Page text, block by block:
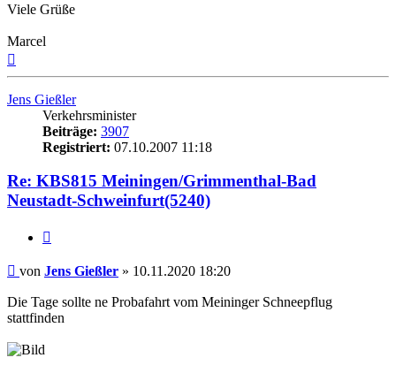
Viele Grüße
Marcel
Jens Gießler
Verkehrsminister
Beiträge: 3907
Registriert: 07.10.2007 11:18
Re: KBS815 Meiningen/Grimmenthal-Bad
Neustadt-Schweinfurt(5240)
Beitrag
von Jens Gießler » 10.11.2020 18:20
Die Tage sollte ne Probafahrt vom Meininger Schneepflug
stattfinden